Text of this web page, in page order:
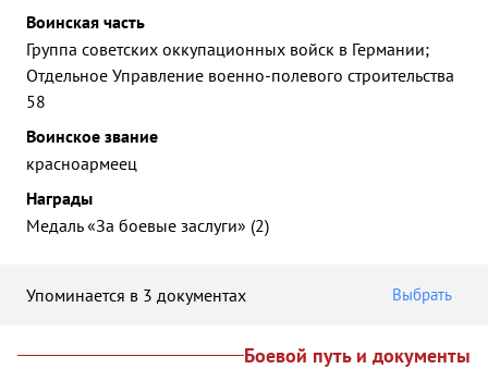
Воинская часть
Группа советских оккупационных войск в Германии;
Отдельное Управление военно-полевого строительства
58
Воинское звание
красноармеец
Награды
Медаль «За боевые заслуги» (2)
Упоминается в 3 документах Выбрать
Боевой путь и документы